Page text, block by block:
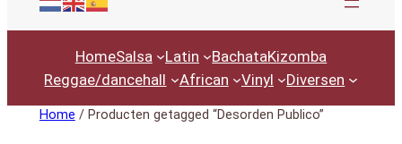
HomeSalsa Latin BachataKizomba
Reggae/dancehall
African Vinyl Diversen
Home / Producten getagged “Desorden Publico”